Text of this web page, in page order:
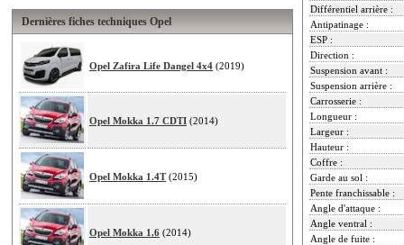
Dernières fiches techniques Opel
Opel Zafira Life Dangel 4x4 (2019)
Opel Mokka 1.7 CDTI (2014)
Opel Mokka 1.4T(2015)
Opel Mokka 1.6 (2014)
Différentiel arrière :
Antipatinage :
ESP :
Direction :
Suspension avant :
Suspension arrière :
Carrosserie :
Longueur :
Largeur :
Hauteur :
Coffre :
Garde au sol :
Pente franchissable :
Angle d'attaque :
Angle ventral :
Angle de fuite :